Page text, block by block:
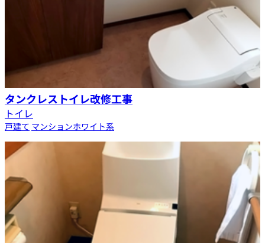
タンクレストイレ改修工事
トイレ
戸建て マンションホワイト系